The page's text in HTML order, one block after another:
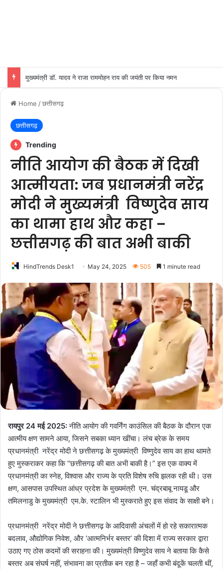
Home /छत्तीसगढ़
छत्तीसगढ़
Trending
नीति आयोग की बैठक में दिखी
आत्मीयता: जब प्रधानमंत्री नरेंद्र
मोदी ने मुख्यमंत्री विष्णुदेव साय
का थामा हाथ और कहा –
छत्तीसगढ़ की बात अभी बाकी
HindTrends Desk1 May 24, 2025 505 1 minute read
रायपुर 24 मई 2025:नीति आयोग की गवर्निंग काउंसिल की बैठक के दौरान एक
आत्मीय क्षण सामने आया, जिसने सबका ध्यान खींचा। लंच ब्रेक के समय
प्रधानमंत्री नरेंद्र मोदी ने छत्तीसगढ़ के मुख्यमंत्री विष्णुदेव साय का हाथ थामते
हुए मुस्कराकर कहा कि “छत्तीसगढ़ की बात अभी बाकी है।” इस एक वाक्य में
प्रधानमंत्री का स्नेह, विश्वास और राज्य के प्रति विशेष रुचि झलक रही थी। उस
क्षण, आसपास उपस्थित आंध्र प्रदेश के मुख्यमंत्री एन. चंद्रबाबू नायडू और
तमिलनाडु के मुख्यमंत्री एम.के. स्टालिन भी मुस्कराते हुए इस संवाद के साक्षी बने।
प्रधानमंत्री नरेंद्र मोदी ने छत्तीसगढ़ के आदिवासी अंचलों में हो रहे सकारात्मक
बदलाव, औद्योगिक निवेश, और ‘आत्मनिर्भर बस्तर’ की दिशा में राज्य सरकार द्वारा
उठाए गए ठोस कदमों की सराहना की। मुख्यमंत्री विष्णुदेव साय ने बताया कि कैसे
बस्तर अब संघर्ष नहीं, संभावना का प्रतीक बन रहा है – जहाँ कभी बंदूकें चलती थीं,